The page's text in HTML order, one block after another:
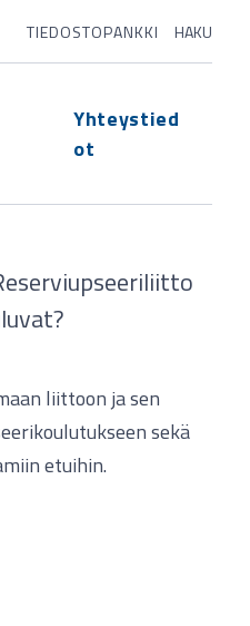
TIEDOSTOPANKKI HAKU
Yhteystied
ot
liittoon ja sen
sekä
etuihin.